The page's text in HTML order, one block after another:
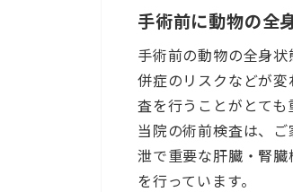
手術前に動物の全
手術前の動物の全身
併症のリスクなどが
査を行うことがとても
当院の術前検査は、
泄で重要な肝臓・腎
を行っています。